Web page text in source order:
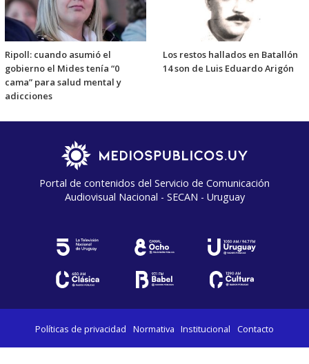
Ripoll: cuando asumió el
gobierno el Mides tenía “0
cama” para salud mental y
adicciones
Los restos hallados en Batallón
14 son de Luis Eduardo Arigón
Portal de contenidos del Servicio de Comunicación
Audiovisual Nacional - SECAN - Uruguay
Políticas de privacidad Normativa Institucional Contacto